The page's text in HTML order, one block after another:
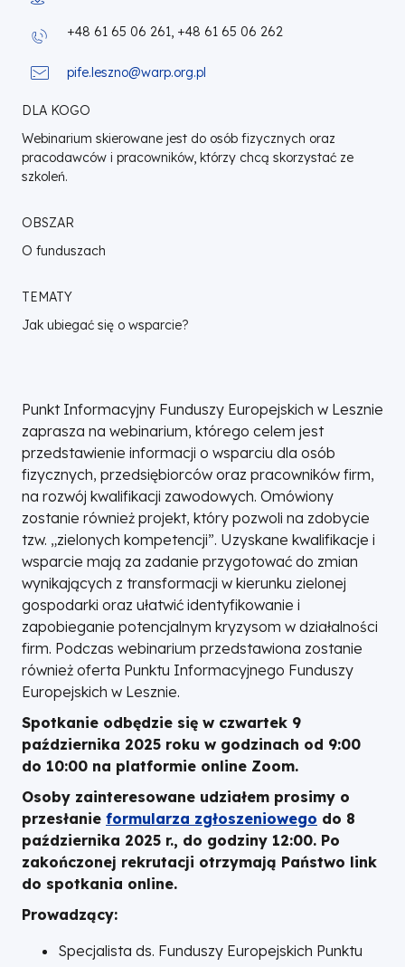
DLA KOGO
Webinarium skierowane jest do osób fizycznych oraz
pracodawców i pracowników, którzy chcą skorzystać ze
szkoleń.
OBSZAR
O funduszach
TEMATY
Jak ubiegać się o wsparcie?
Punkt Informacyjny Funduszy Europejskich w Lesznie
zaprasza na webinarium, którego celem jest
przedstawienie informacji o wsparciu dla osób
fizycznych, przedsiębiorców oraz pracowników firm,
na rozwój kwalifikacji zawodowych. Omówiony
zostanie również projekt, który pozwoli na zdobycie
tzw. „zielonych kompetencji”. Uzyskane kwalifikacje i
wsparcie mają za zadanie przygotować do zmian
wynikających z transformacji w kierunku zielonej
gospodarki oraz ułatwić identyfikowanie i
zapobieganie potencjalnym kryzysom w działalności
firm. Podczas webinarium przedstawiona zostanie
również oferta Punktu Informacyjnego Funduszy
Europejskich w Lesznie.
Spotkanie odbędzie się w czwartek 9
października 2025 roku w godzinach od 9:00
do 10:00 na platformie online Zoom.
Osoby zainteresowane udziałem prosimy o
przesłanie formularza zgłoszeniowego do 8
października 2025 r., do godziny 12:00. Po
zakończonej rekrutacji otrzymają Państwo link
do spotkania online.
Prowadzący:
Specjalista ds. Funduszy Europejskich Punktu
+48 61 65 06 261, +48 61 65 06 262
pife.leszno@warp.org.pl